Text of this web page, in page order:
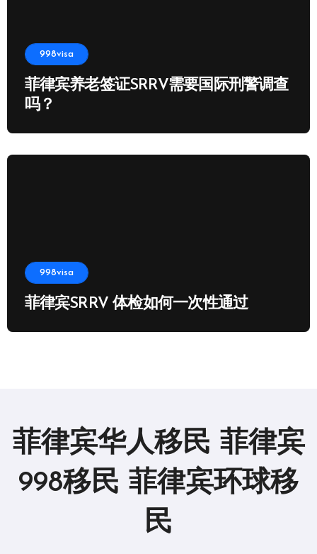
998visa
菲律宾养老签证SRRV需要国际刑警调查
吗？
998visa
菲律宾SRRV 体检如何一次性通过
菲律宾华人移民 菲律宾
998移民 菲律宾环球移
民